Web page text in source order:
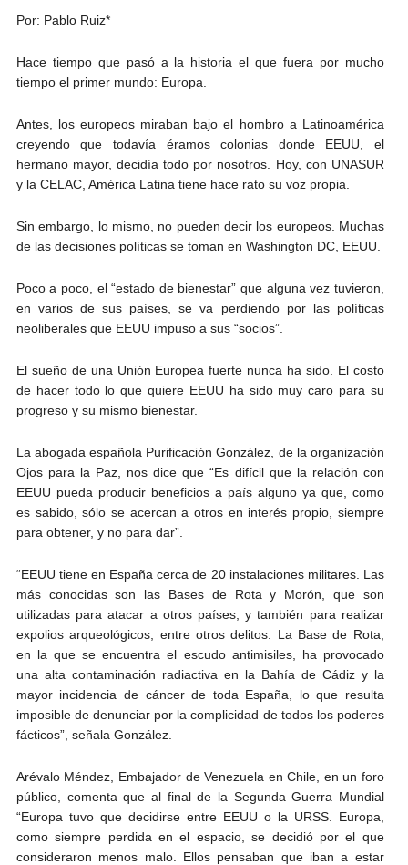
Por: Pablo Ruiz*
Hace tiempo que pasó a la historia el que fuera por mucho
tiempo el primer mundo: Europa.
Antes, los europeos miraban bajo el hombro a Latinoamérica
creyendo que todavía éramos colonias donde EEUU, el
hermano mayor, decidía todo por nosotros. Hoy, con UNASUR
y la CELAC, América Latina tiene hace rato su voz propia.
Sin embargo, lo mismo, no pueden decir los europeos. Muchas
de las decisiones políticas se toman en Washington DC, EEUU.
Poco a poco, el “estado de bienestar” que alguna vez tuvieron,
en varios de sus países, se va perdiendo por las políticas
neoliberales que EEUU impuso a sus “socios”.
El sueño de una Unión Europea fuerte nunca ha sido. El costo
de hacer todo lo que quiere EEUU ha sido muy caro para su
progreso y su mismo bienestar.
La abogada española Purificación González, de la organización
Ojos para la Paz, nos dice que “Es difícil que la relación con
EEUU pueda producir beneficios a país alguno ya que, como
es sabido, sólo se acercan a otros en interés propio, siempre
para obtener, y no para dar”.
“EEUU tiene en España cerca de 20 instalaciones militares. Las
más conocidas son las Bases de Rota y Morón, que son
utilizadas para atacar a otros países, y también para realizar
expolios arqueológicos, entre otros delitos. La Base de Rota,
en la que se encuentra el escudo antimisiles, ha provocado
una alta contaminación radiactiva en la Bahía de Cádiz y la
mayor incidencia de cáncer de toda España, lo que resulta
imposible de denunciar por la complicidad de todos los poderes
fácticos”, señala González.
Arévalo Méndez, Embajador de Venezuela en Chile, en un foro
público, comenta que al final de la Segunda Guerra Mundial
“Europa tuvo que decidirse entre EEUU o la URSS. Europa,
como siempre perdida en el espacio, se decidió por el que
consideraron menos malo. Ellos pensaban que iban a estar